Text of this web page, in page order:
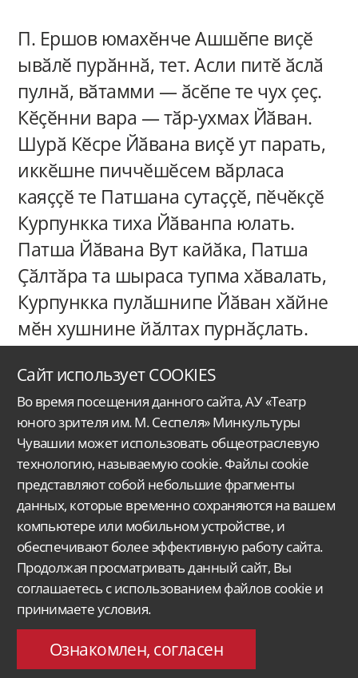
П. Ершов юмахӗнче Ашшӗпе виҫӗ
ывӑлӗ пурӑннӑ, тет. Асли питӗ ӑслӑ
пулнӑ, вӑтамми — ӑсӗпе те чух ҫеҫ.
Кӗҫӗнни вара — тӑр-ухмах Йӑван.
Шурӑ Кӗсре Йӑвана виҫӗ ут парать,
иккӗшне пиччӗшӗсем вӑрласа
каяҫҫӗ те Патшана сутаҫҫӗ, пӗчӗкҫӗ
Курпункка тиха Йӑванпа юлать.
Патша Йӑвана Вут кайӑка, Патша
Ҫӑлтӑра та шыраса тупма хӑвалать,
Курпункка пулӑшнипе Йӑван хӑйне
мӗн хушнине йӑлтах пурнӑҫлать.
ташшисем — хитре.
Автономное учреждение Чувашской Республики«Чувашский государственный
ордена Дружбы народовтеатр юного зрителя им. М. Сеспеля»Министерства
культуры, по делам национальностей и архивного дела Чувашской Республики.
Версия для слабовидящих Поиск...
428015, Чебоксары,
Московский проспект 33/9
molt@rchuv.ru
Касса: +7 8352 45-00-34
Понедельник — выходной
Сайт использует COOKIES
Во время посещения данного сайта, АУ «Театр
юного зрителя им. М. Сеспеля» Минкультуры
Чувашии может использовать общеотраслевую
технологию, называемую cookie. Файлы cookie
представляют собой небольшие фрагменты
данных, которые временно сохраняются на вашем
компьютере или мобильном устройстве, и
обеспечивают более эффективную работу сайта.
Продолжая просматривать данный сайт, Вы
соглашаетесь с использованием файлов cookie и
принимаете условия.
Ознакомлен, согласен